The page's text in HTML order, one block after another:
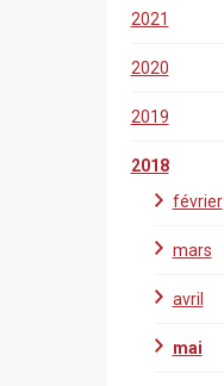
2021
2020
2019
2018
février
mars
avril
mai